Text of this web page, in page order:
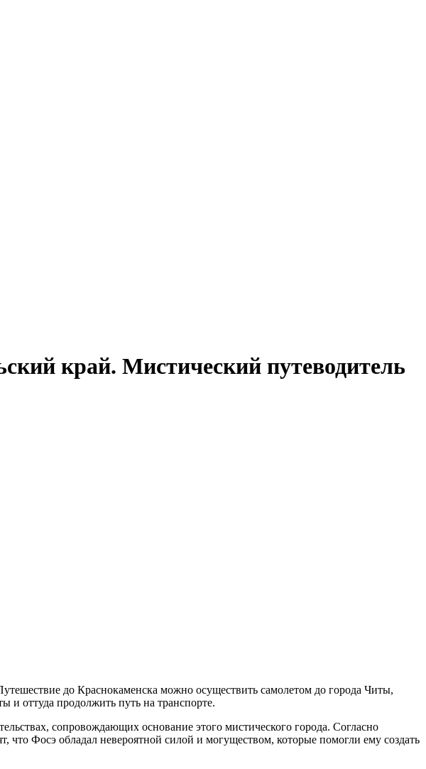
край. Мистический путеводитель
до Краснокаменска можно осуществить самолетом до города Читы,
и оттуда продолжить путь на транспорте.
сопровождающих основание этого мистического города. Согласно
Фосэ обладал невероятной силой и могуществом, которые помогли ему создать